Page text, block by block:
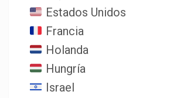
Estados Unidos
Francia
Holanda
Hungría
Israel